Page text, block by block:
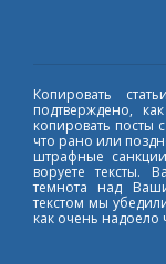
Копировать
подтверждено,
копировать посты
что рано или
штрафные
воруете тексты.
темнота над
текстом мы
как очень надоело